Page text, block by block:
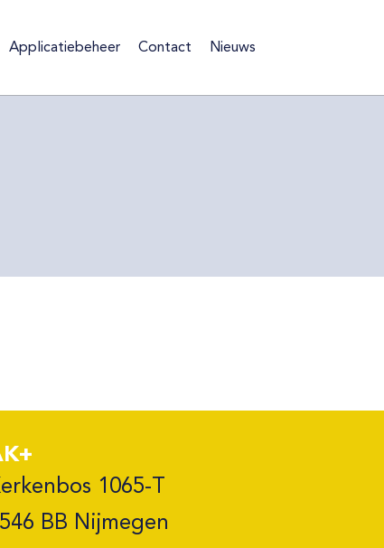
Applicatiebeheer Contact Nieuws
1065-T
BB Nijmegen
Applicatiebeheer Contact Nieuws